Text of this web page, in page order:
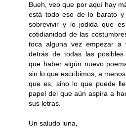
Bueh, veo que por aquí hay
está todo eso de lo barato
sobrevivir y lo jodida que
cotidianidad de las
toca alguna vez empezar
detrás de todas las
que haber algún nuevo
sin lo que escribimos, a
que es, sino lo que puede
papel del que aún aspira a
sus letras.
Un saludo luna,